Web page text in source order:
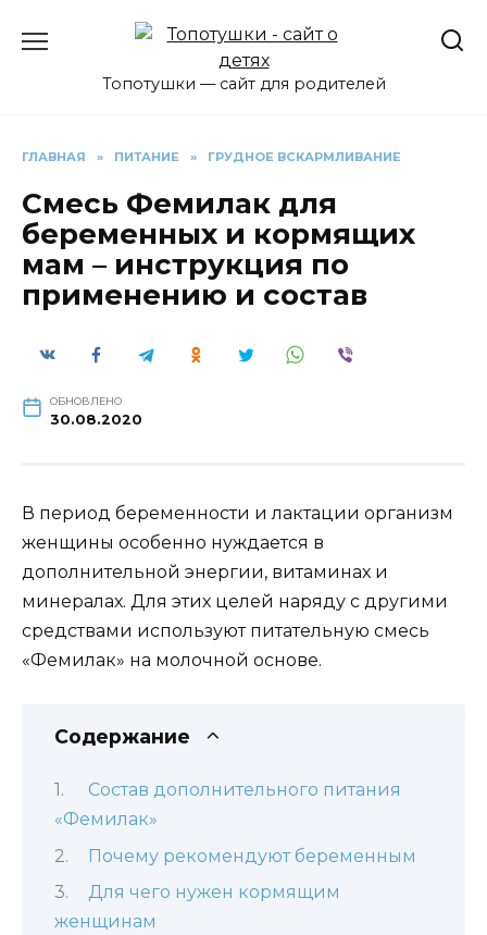
Топотушки — сайт для родителей
ГЛАВНАЯ » ПИТАНИЕ » ГРУДНОЕ ВСКАРМЛИВАНИЕ
Смесь Фемилак для
беременных и кормящих
мам – инструкция по
применению и состав
ОБНОВЛЕНО
30.08.2020
В период беременности и лактации организм
женщины особенно нуждается в
дополнительной энергии, витаминах и
минералах. Для этих целей наряду с другими
средствами используют питательную смесь
«Фемилак» на молочной основе.
Содержание
Состав дополнительного питания
«Фемилак»
Почему рекомендуют беременным
Для чего нужен кормящим
женщинам